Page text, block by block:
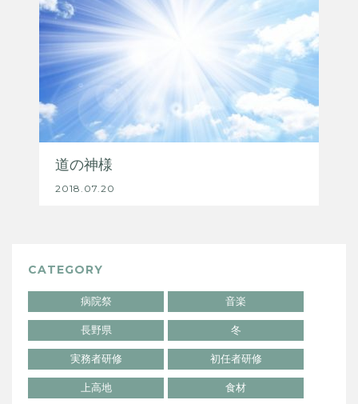
道の神様
2018.07.20
CATEGORY
病院祭 音楽
長野県 冬
実務者研修 初任者研修
上高地 食材